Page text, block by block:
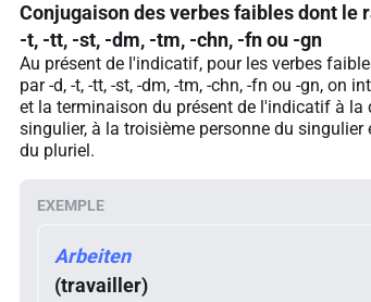
Conjugaison des verbes faibles dont le
-t, -tt, -st, -dm, -tm, -chn, -fn ou -gn
Au présent de l'indicatif, pour les verbes
par -d, -t, -tt, -st, -dm, -tm, -chn, -fn ou -gn, on
et la terminaison du présent de l'indicatif à la
singulier, à la troisième personne du singulier
du pluriel.
Arbeiten
(travailler)